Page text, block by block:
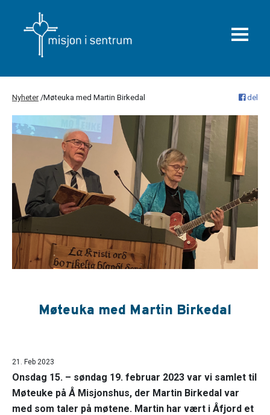
Nyheter /Møteuka med Martin Birkedal del
Møteuka med Martin Birkedal
21. Feb 2023
Onsdag 15. – søndag 19. februar 2023 var vi samlet til
Møteuke på Å Misjonshus, der Martin Birkedal var
med som taler på møtene. Martin har vært i Åfjord et